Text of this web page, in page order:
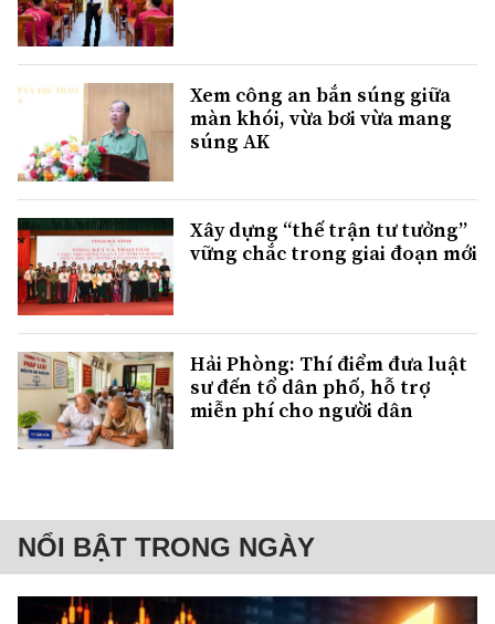
Xem công an bắn súng giữa
màn khói, vừa bơi vừa mang
súng AK
Xây dựng “thế trận tư tưởng”
vững chắc trong giai đoạn mới
Hải Phòng: Thí điểm đưa luật
sư đến tổ dân phố, hỗ trợ
miễn phí cho người dân
NỔI BẬT TRONG NGÀY